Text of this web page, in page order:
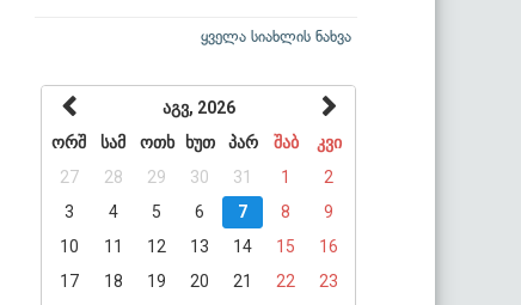
ყველა სიახლის ნახვა
აგვ, 2026
ორშ
სამ ოთხ ხუთ პარ შაბ
კვი
27
28 29 30 31 1
2
3
4 5 6 7 8
9
10
11 12 13 14 15
16
17
18 19 20 21 22
23